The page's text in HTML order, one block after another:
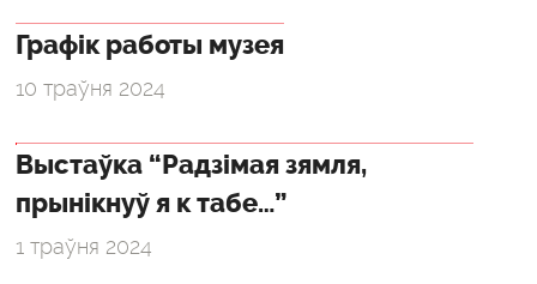
Графік работы музея
10 траўня 2024
Выстаўка “Радзімая зямля,
прынікнуў я к табе…”
1 траўня 2024